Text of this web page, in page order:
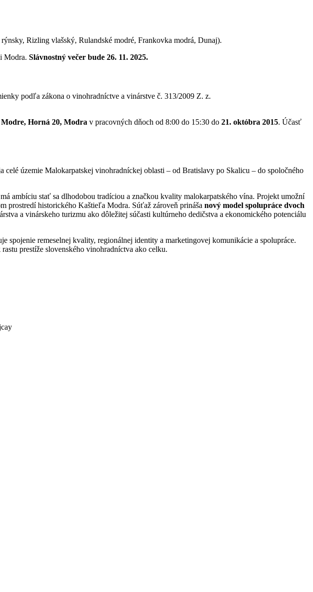
Rizling vlašský, Rulandské modré, Frankovka modrá, Dunaj).
Modra. Slávnostný večer bude 26. 11. 2025.
podľa zákona o vinohradníctve a vinárstve č. 313/2009 Z. z.
Horná 20, Modra v pracovných dňoch od 8:00 do 15:30 do 21. októbra 2015. Účasť
celé územie Malokarpatskej vinohradníckej oblasti – od Bratislavy po Skalicu – do spoločného
ambíciu stať sa dlhodobou tradíciou a značkou kvality malokarpatského vína. Projekt umožní
prostredí historického Kaštieľa Modra. Súťaž zároveň prináša nový model spolupráce dvoch
a vinárskeho turizmu ako dôležitej súčasti kultúrneho dedičstva a ekonomického potenciálu
spojenie remeselnej kvality, regionálnej identity a marketingovej komunikácie a spolupráce.
prestíže slovenského vinohradníctva ako celku.